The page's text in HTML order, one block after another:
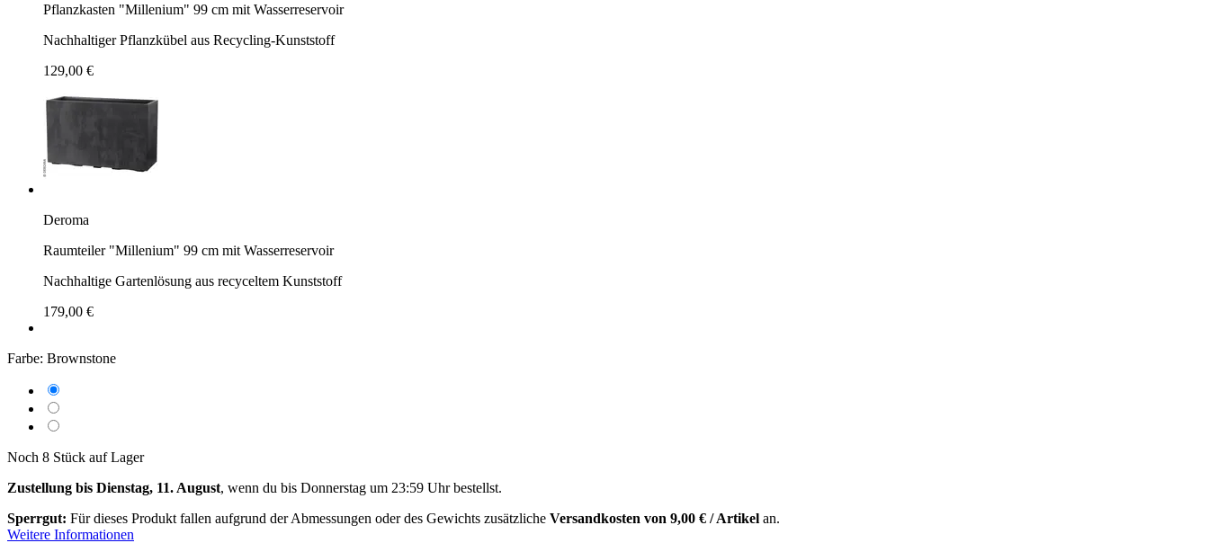
Pflanzkasten "Millenium" 99 cm mit Wasserreservoir
Nachhaltiger Pflanzkübel aus Recycling-Kunststoff
129,00 €
Deroma
Raumteiler "Millenium" 99 cm mit Wasserreservoir
Nachhaltige Gartenlösung aus recyceltem Kunststoff
179,00 €
Farbe: Brownstone
Noch 8 Stück auf Lager
Zustellung bis Dienstag, 11. August, wenn du bis Donnerstag um 23:59 Uhrbestellst.
Sperrgut: Für dieses Produkt fallen aufgrund der Abmessungen oder des Gewichts zusätzliche Versandkosten von 9,00 € / Artikel an.
Weitere Informationen